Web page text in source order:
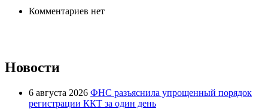
Комментариев нет
Новости
6 августа 2026 ФНС разъяснила упрощенный порядок
регистрации ККТ за один день